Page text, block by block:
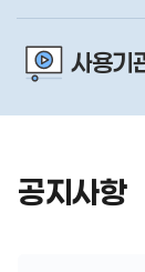
사용기
공지사항